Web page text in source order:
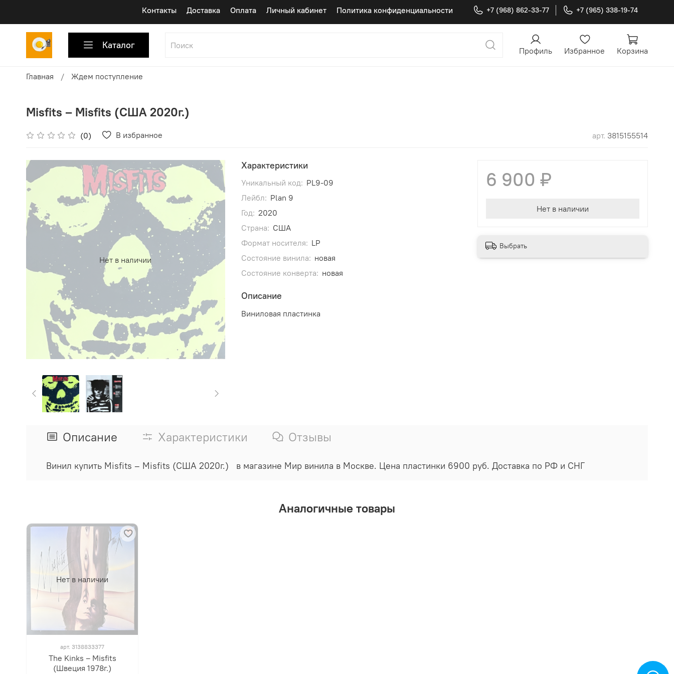
Контакты Доставка Оплата Личный кабинет Политика конфиденциальности +7 (968) 862-33-77 +7 (965) 338-19-74
Каталог Профиль Избранное Корзина
Главная Ждем поступление
Misfits ‎– Misfits (США 2020г.)
(0) В избранное арт. 3815155514
Нет в наличии
Характеристики
Уникальный код: PL9-09
Лейбл: Plan 9
Год: 2020
Страна: США
Формат носителя: LP
Состояние винила: новая
Состояние конверта: новая
Описание
Виниловая пластинка
6 900 ₽
Нет в наличии
Выбрать
Описание Характеристики Отзывы
Винил купить Misfits ‎– Misfits (США 2020г.) в магазине Мир винила в Москве. Цена пластинки 6900 руб. Доставка по РФ и СНГ
Аналогичные товары
Нет в наличии
арт. 3138833377
The Kinks ‎– Misfits
(Швеция 1978г.)